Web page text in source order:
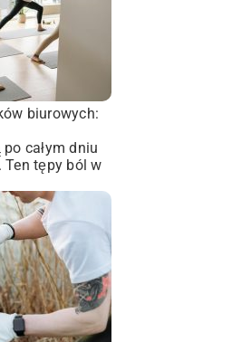
biurowych:
całym dniu
Ten tępy ból w